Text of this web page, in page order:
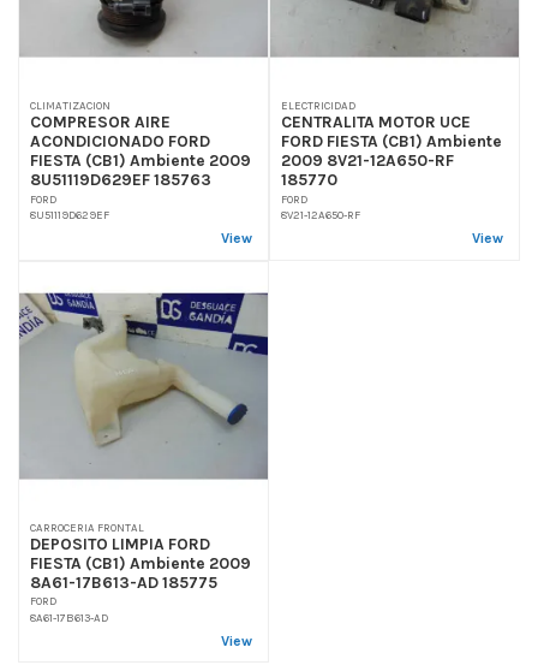
CLIMATIZACION
COMPRESOR AIRE
ACONDICIONADO FORD
FIESTA (CB1) Ambiente 2009
8U51119D629EF 185763
FORD
8U51119D629EF
View
ELECTRICIDAD
CENTRALITA MOTOR UCE
FORD FIESTA (CB1) Ambiente
2009 8V21-12A650-RF
185770
FORD
8V21-12A650-RF
View
CARROCERIA FRONTAL
DEPOSITO LIMPIA FORD
FIESTA (CB1) Ambiente 2009
8A61-17B613-AD 185775
FORD
8A61-17B613-AD
View